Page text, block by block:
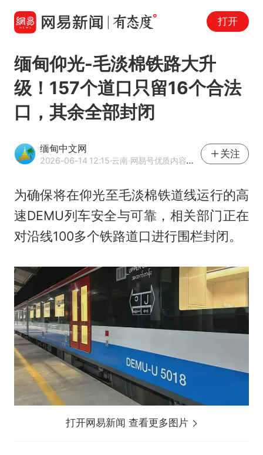
打开
缅甸仰光-毛淡棉铁路大升
级！157个道口只留16个合法
口，其余全部封闭
缅甸中文网
2026-06-14 12:15·云南·网易号优质内容创作者
关注
为确保将在仰光至毛淡棉铁道线运行的高
速DEMU列车安全与可靠，相关部门正在
对沿线100多个铁路道口进行围栏封闭。
打开网易新闻 查看更多图片